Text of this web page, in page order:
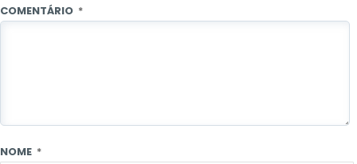
COMENTÁRIO *
NOME *